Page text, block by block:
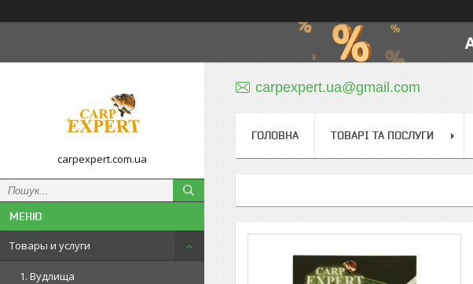
carpexpert.com.ua
Товары и услуги
1. Вудлища
carpexpert.ua@gmail.com
ГОЛОВНА ТОВАРІ ТА ПОСЛУГИ